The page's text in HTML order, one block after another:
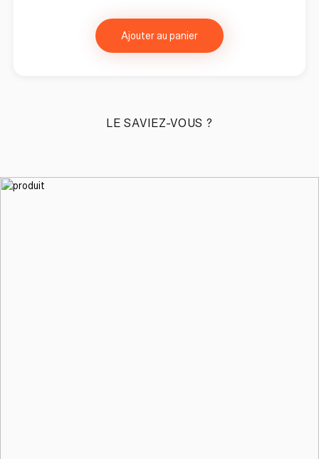
Ajouter au panier
LE SAVIEZ-VOUS ?